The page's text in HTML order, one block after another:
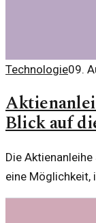
Technologie09.
Blick auf
Die
eine Möglichkeit,
während sie von
Kurs und die